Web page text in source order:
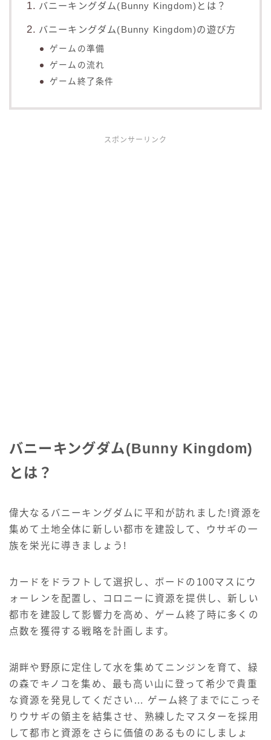
バニーキングダム(Bunny Kingdom)とは？
バニーキングダム(Bunny Kingdom)の遊び方
ゲームの準備
ゲームの流れ
ゲーム終了条件
スポンサーリンク
バニーキングダム(Bunny Kingdom)
とは？
偉大なるバニーキングダムに平和が訪れました!資源を
集めて土地全体に新しい都市を建設して、ウサギの一
族を栄光に導きましょう!
カードをドラフトして選択し、ボードの100マスにウ
ォーレンを配置し、コロニーに資源を提供し、新しい
都市を建設して影響力を高め、ゲーム終了時に多くの
点数を獲得する戦略を計画します。
湖畔や野原に定住して水を集めてニンジンを育て、緑
の森でキノコを集め、最も高い山に登って希少で貴重
な資源を発見してください… ゲーム終了までにこっそ
りウサギの領主を結集させ、熟練したマスターを採用
して都市と資源をさらに価値のあるものにしましょ